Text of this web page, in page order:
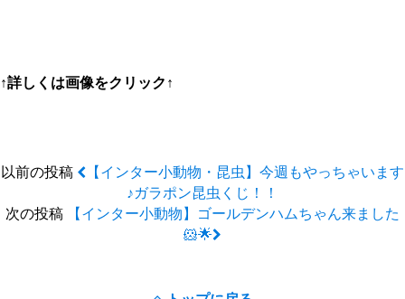
↑詳しくは画像をクリック↑
以前の投稿
【インター小動物・昆虫】今週もやっちゃいます
♪ガラポン昆虫くじ！！
次の投稿
【インター小動物】ゴールデンハムちゃん来ました
🐹🌟